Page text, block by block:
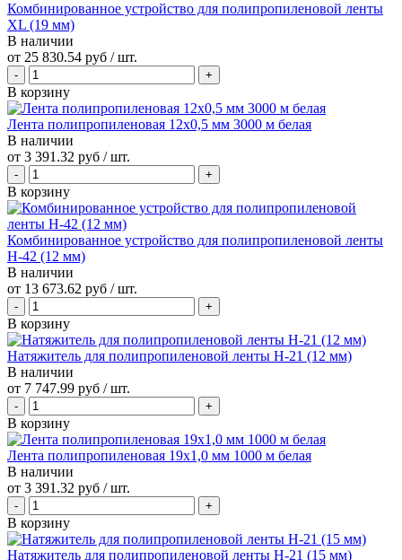
Комбинированное устройство для полипропиленовой ленты
XL (19 мм)
В наличии
от 25 830.54 руб / шт.
В корзину
Лента полипропиленовая 12х0,5 мм 3000 м белая
В наличии
от 3 391.32 руб / шт.
В корзину
Комбинированное устройство для полипропиленовой ленты
Н-42 (12 мм)
В наличии
от 13 673.62 руб / шт.
В корзину
Натяжитель для полипропиленовой ленты Н-21 (12 мм)
В наличии
от 7 747.99 руб / шт.
В корзину
Лента полипропиленовая 19х1,0 мм 1000 м белая
В наличии
от 3 391.32 руб / шт.
В корзину
Натяжитель для полипропиленовой ленты Н-21 (15 мм)